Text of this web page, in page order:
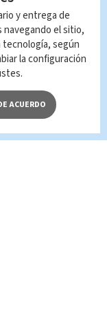
Ticos a
de
árbol
y entrega de
el sitio,
según
la configuración
ACUERDO